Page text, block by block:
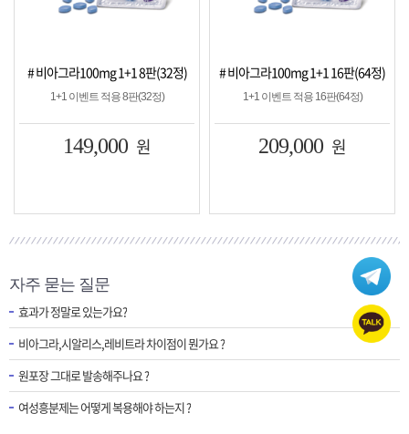
1+1 8판(32정)
용 8판(32정)
# 비아그라100mg 1+1 16판(64정)
1+1 이벤트 적용 16판(64정)
# 시알리스20mg
1+1 이벤트 적
자주 묻는 질문
효과가 정말로 있는가요?
비아그라,시알리스,레비트라 차이점이 뭔가요 ?
원포장 그대로 발송해주나요 ?
여성흥분제는 어떻게 복용해야 하는지 ?